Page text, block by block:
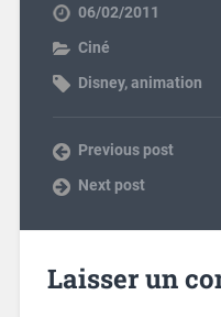
06/02/2011
Ciné
Disney,animation
Previous post
Next post
Laisser un